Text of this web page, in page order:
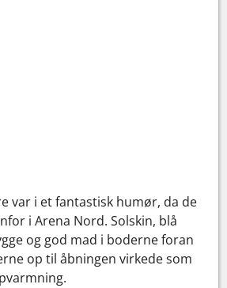
var i et fantastisk humør, da de
i Arena Nord. Solskin, blå
og god mad i boderne foran
op til åbningen virkede som